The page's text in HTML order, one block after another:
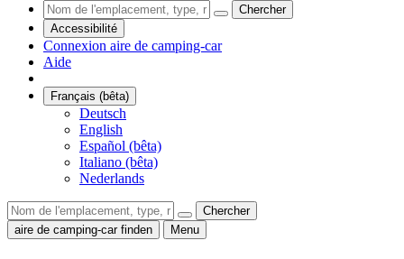
Chercher
Accessibilité
Connexion aire de camping-car
Aide
Français (bêta)
Deutsch
English
Español (bêta)
Italiano (bêta)
Nederlands
Chercher
aire de camping-car finden
Menu